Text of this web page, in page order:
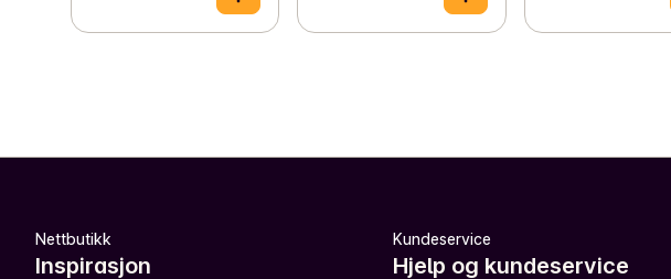
Nettbutikk
Inspirasjon
Kundeservice
Hjelp og kundeservice